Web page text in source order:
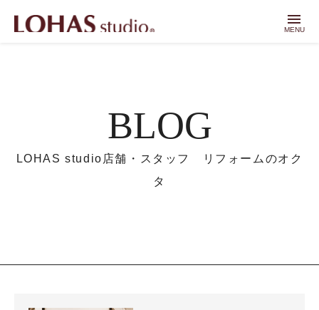
menu
MENU
BLOG
LOHAS studio店舗・スタッフ リフォームのオク
タ